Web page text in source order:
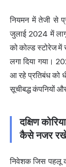
नियमन में तेजी से
जुलाई 2024 में
को कोल्ड स्टोरेज में
लगा दिया गया।
आ रहे प्रतिबंध को
सूचीबद्ध कंपनियों
दक्षिण
कैसे नजर
निवेशक जिस पहलू